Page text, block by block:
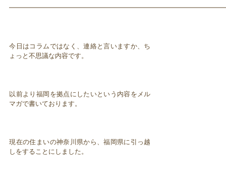
今日はコラムではなく、連絡と言いますか、ち
ょっと不思議な内容です。
以前より福岡を拠点にしたいという内容をメル
マガで書いております。
現在の住まいの神奈川県から、福岡県に引っ越
しをすることにしました。